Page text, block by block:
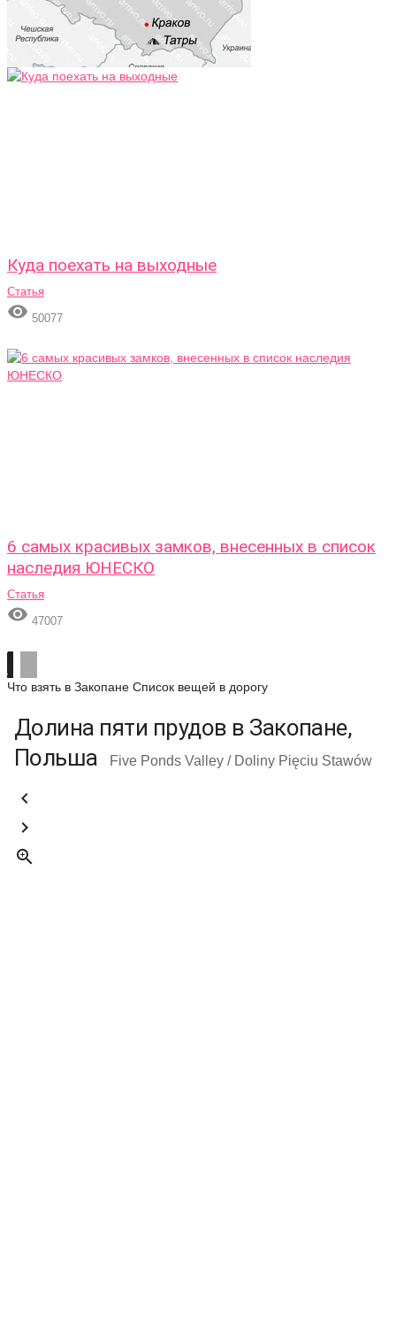
Куда поехать на выходные
Статья
 50077
6 самых красивых замков, внесенных в список
наследия ЮНЕСКО
Статья
 47007
Что взять в Закопане Список вещей в дорогу
Долина пяти прудов в Закопане,
Польша
Five Ponds Valley / Doliny Pięciu Stawów


